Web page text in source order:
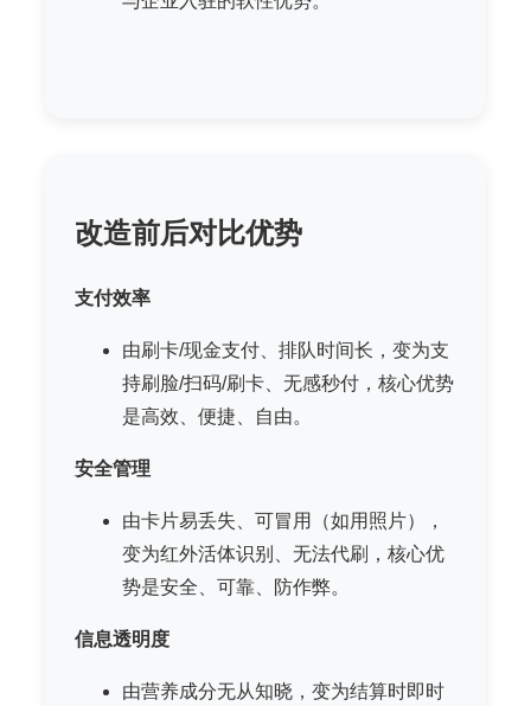
改造前后对比优势
支付效率
由刷卡/现金支付、排队时间长，变为支
持刷脸/扫码/刷卡、无感秒付，核心优势
是高效、便捷、自由。
安全管理
由卡片易丢失、可冒用（如用照片），
变为红外活体识别、无法代刷，核心优
势是安全、可靠、防作弊。
信息透明度
由营养成分无从知晓，变为结算时即时